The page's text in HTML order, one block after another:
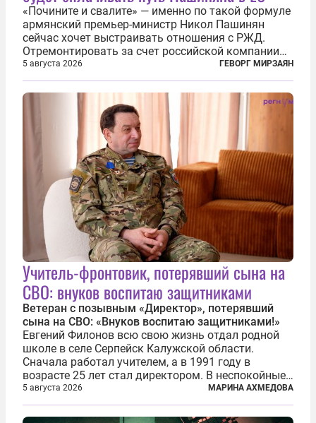
«Почините и свалите» — именно по такой формуле
армянский премьер-министр Никол Пашинян
сейчас хочет выстраивать отношения с РЖД.
Отремонтировать за счет российской компании
железнодорожную инфраструктуру в районе
прохождения TRIPP (коридора, который должен
связать Азербайджан и Турцию через...
5 августа 2026 ГЕВОРГ МИРЗАЯН
Учитель-фронтовик, потерявший сына на
СВО: внуков воспитаю защитниками
Ветеран с позывным «Директор», потерявший
сына на СВО: «Внуков воспитаю защитниками!»
Евгений Филонов всю свою жизнь отдал родной
школе в селе Серпейск Калужской области.
Сначала работал учителем, а в 1991 году в
возрасте 25 лет стал директором. В неспокойные
90-е он сумел спасти школу от закрытия и со
временем сделал ее лучшей в районе. В 2023 году
в возрасте 57 лет вслед за сыном...
5 августа 2026 МАРИНА АХМЕДОВА